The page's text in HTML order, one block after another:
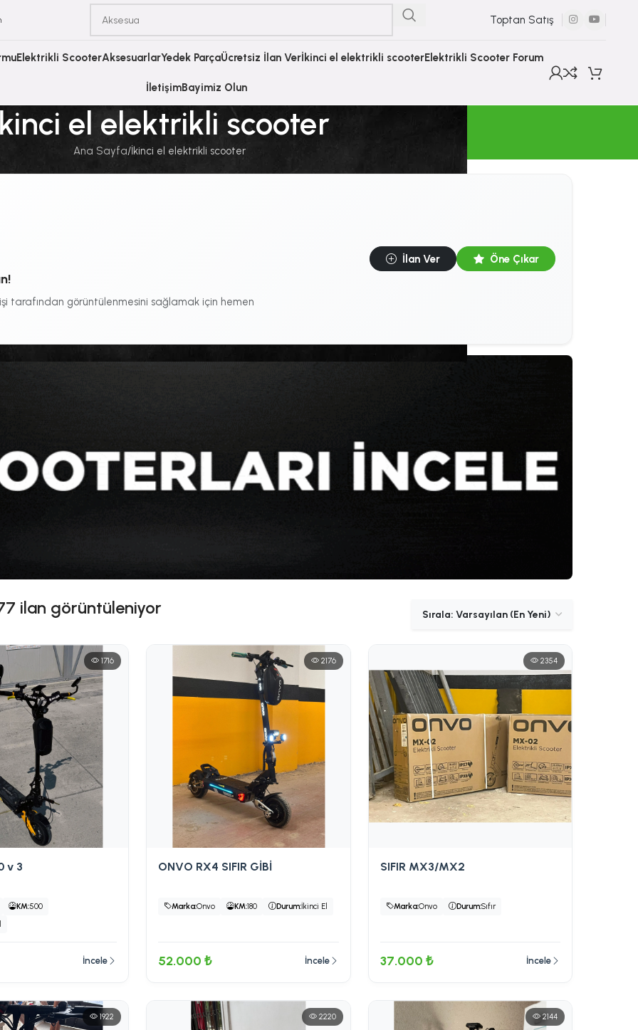
Toptan Satış
Elektrikli ScooterAksesuarlarYedek ParçaÜcretsiz İlan Verİkinci el elektrikli scooterElektrikli Scooter Forum
İletişimBayimiz Olun
el elektrikli scooter
Ana Sayfa İkinci el elektrikli scooter
tarafından görüntülenmesini sağlamak için hemen
İlan Ver Öne Çıkar
ilan görüntüleniyor
1716
v 3
KM:500
İncele
2176
ONVO RX4 SIFIR GİBİ
Marka:Onvo KM:180 Durum:İkinci El
52.000 ₺ İncele
2354
SIFIR MX3/MX2
Marka:Onvo Durum:Sıfır
37.000 ₺ İncele
1922 2220 2144